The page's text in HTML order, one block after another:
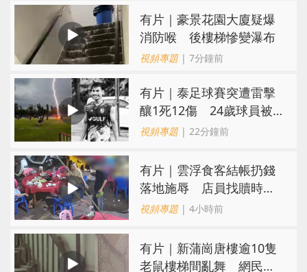
有片｜豪景花園大廈疑爆
消防喉 後樓梯慘變瀑布
視頻專題| 7分鐘前
有片｜泰足球賽突遭雷擊
釀1死12傷 24歲球員被
閃電劈中亡
視頻專題| 22分鐘前
​有片｜雲浮食客結帳扔錢
落地施辱 店員找贖時還
施彼身獲老闆肯定
視頻專題| 4小時前
有片｜新蒲崗唐樓逾10隻
老鼠樓梯間亂舞 網民嚇